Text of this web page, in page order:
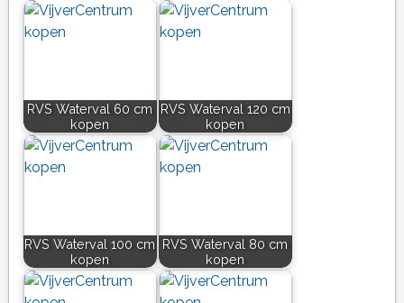
RVS Waterval 60 cm
kopen
RVS Waterval 120 cm
kopen
RVS Waterval 100 cm
kopen
RVS Waterval 80 cm
kopen